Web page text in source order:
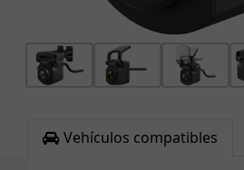
Vehículos compatibles